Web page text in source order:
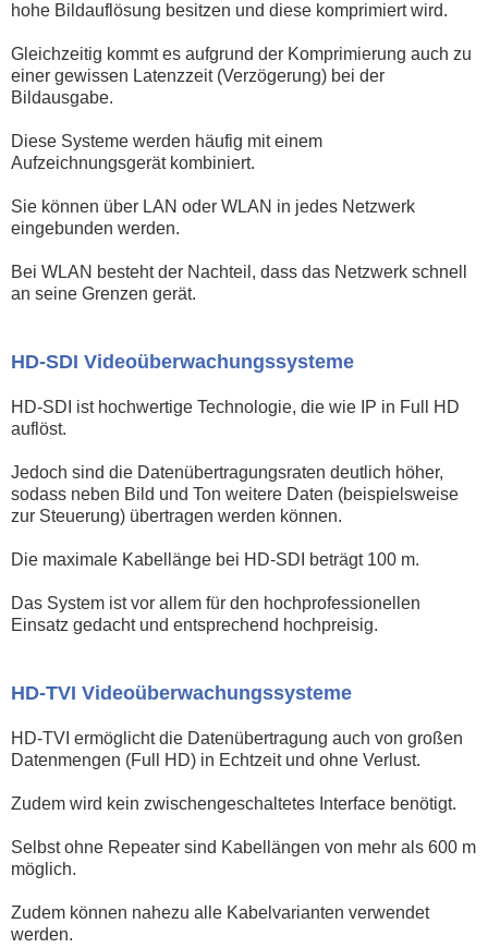
hohe Bildauflösung besitzen und diese komprimiert wird.
Gleichzeitig kommt es aufgrund der Komprimierung auch zu
einer gewissen Latenzzeit (Verzögerung) bei der
Bildausgabe.
Diese Systeme werden häufig mit einem
Aufzeichnungsgerät kombiniert.
Sie können über LAN oder WLAN in jedes Netzwerk
eingebunden werden.
Bei WLAN besteht der Nachteil, dass das Netzwerk schnell
an seine Grenzen gerät.
HD-SDI Videoüberwachungssysteme
HD-SDI ist hochwertige Technologie, die wie IP in Full HD
auflöst.
Jedoch sind die Datenübertragungsraten deutlich höher,
sodass neben Bild und Ton weitere Daten (beispielsweise
zur Steuerung) übertragen werden können.
Die maximale Kabellänge bei HD-SDI beträgt 100 m.
Das System ist vor allem für den hochprofessionellen
Einsatz gedacht und entsprechend hochpreisig.
HD-TVI Videoüberwachungssysteme
HD-TVI ermöglicht die Datenübertragung auch von großen
Datenmengen (Full HD) in Echtzeit und ohne Verlust.
Zudem wird kein zwischengeschaltetes Interface benötigt.
Selbst ohne Repeater sind Kabellängen von mehr als 600 m
möglich.
Zudem können nahezu alle Kabelvarianten verwendet
werden.